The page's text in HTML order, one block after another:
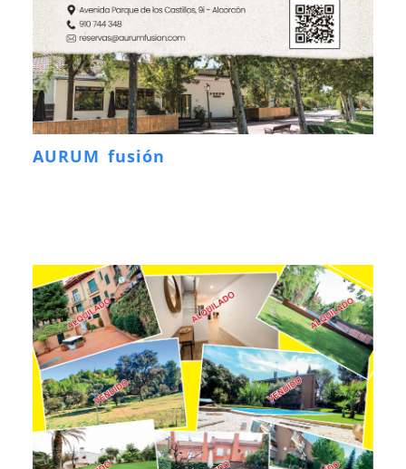
AURUM fusión